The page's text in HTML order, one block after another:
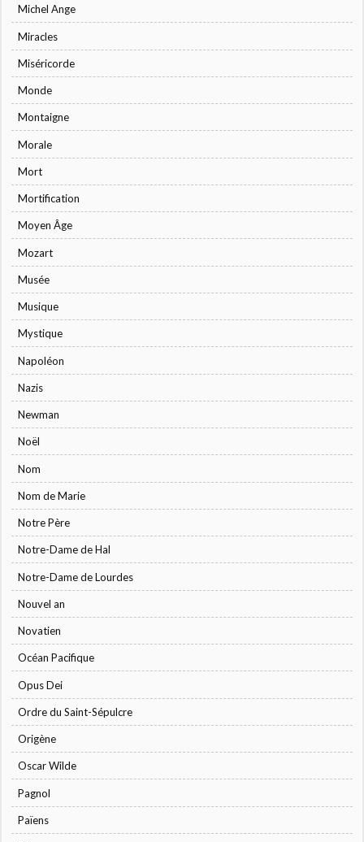
Michel Ange
Miracles
Miséricorde
Monde
Montaigne
Morale
Mort
Mortification
Moyen Âge
Mozart
Musée
Musique
Mystique
Napoléon
Nazis
Newman
Noël
Nom
Nom de Marie
Notre Père
Notre-Dame de Hal
Notre-Dame de Lourdes
Nouvel an
Novatien
Océan Pacifique
Opus Dei
Ordre du Saint-Sépulcre
Origène
Oscar Wilde
Pagnol
Païens